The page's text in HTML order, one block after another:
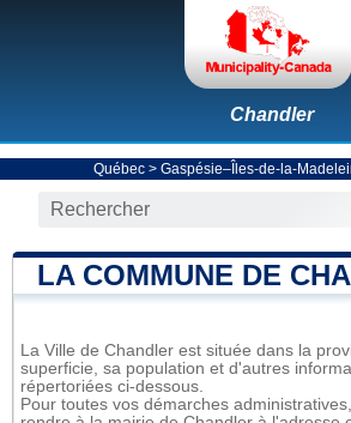
Chandler
Québec > Gaspésie–Îles-de-la-
LA COMMUNE DE
La Ville de Chandler est située dans la
superficie, sa population et d'autres
répertoriées ci-dessous.
Pour toutes vos démarches